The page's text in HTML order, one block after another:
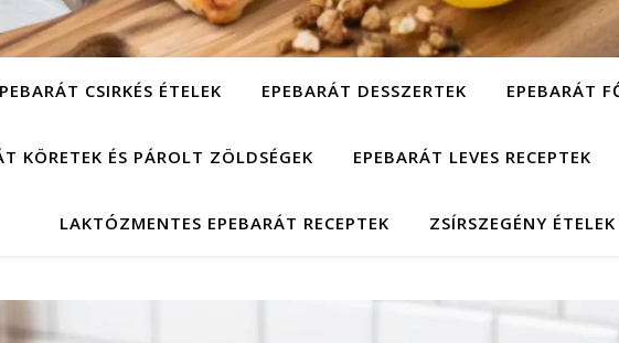
CSIRKÉS ÉTELEK EPEBARÁT DESSZERTEK EPEBARÁT
KÖRETEK ÉS PÁROLT ZÖLDSÉGEK EPEBARÁT LEVES RECEPTEK
LAKTÓZMENTES EPEBARÁT RECEPTEK ZSÍRSZEGÉNY